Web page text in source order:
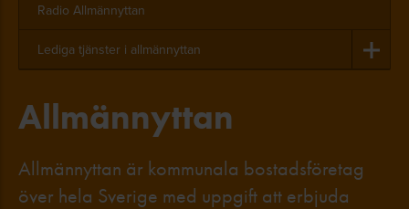
Radio Allmännyttan
Le­di­ga tjäns­ter i all­män­nyt­tan
Allmännyttan
Allmännyttan är kommunala bostadsföretag
över hela Sverige med uppgift att erbjuda